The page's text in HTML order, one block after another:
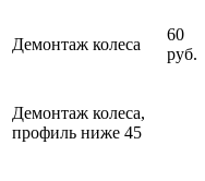
Демонтаж колеса
60
руб.
Демонтаж колеса,
профиль ниже 45